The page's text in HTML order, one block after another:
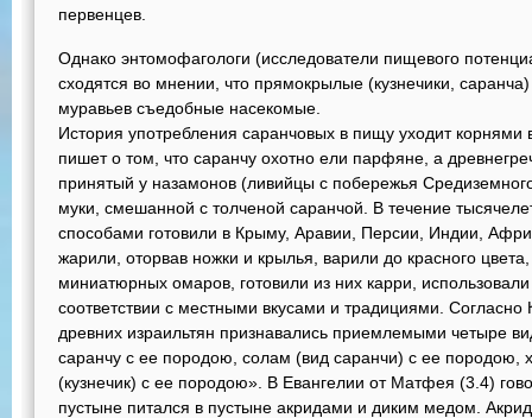
первенцев.
Однако энтомофагологи (исследователи пищевого
сходятся во мнении, что прямокрылые (кузнечики,
муравьев съедобные насекомые.
История употребления саранчовых в пищу уходит
пишет о том, что саранчу охотно ели парфяне, а
принятый у назамонов (ливийцы с побережья
муки, смешанной с толченой саранчой. В течение
способами готовили в Крыму, Аравии, Персии, Индии,
жарили, оторвав ножки и крылья, варили до красного
миниатюрных омаров, готовили из них карри,
соответствии с местными вкусами и традициями. Согласно
древних израильтян признавались приемлемыми четыре
саранчу с ее породою, солам (вид саранчи) с ее породою,
(кузнечик) с ее породою». В Евангелии от Матфея (3.4)
пустыне питался в пустыне акридами и диким медом.